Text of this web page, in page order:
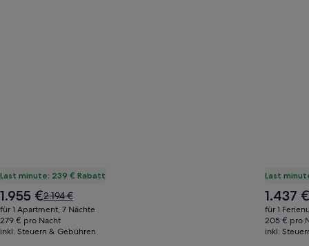
Last minute: 239 € Rabatt
Der
Preis
beträgt
1.955 €
1.955 €Der
alte
Preis
war
2.194 €
für 1 Apartment, 7 Nächte
279 € pro Nacht
inkl. Steuern & Gebühren
Last
Der
Preis
beträgt
1.437 €
1.437 €
für 1
205 € pro
inkl.